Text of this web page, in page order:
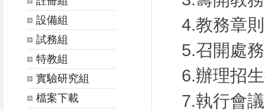
設備組
試務組
特教組
實驗研究組
檔案下載
4.教務章
5.召開處
6.辦理招
7.執行會